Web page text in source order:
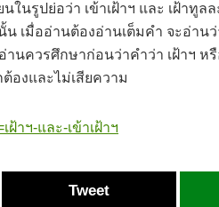
ในรูปย่อว่า เข้าเฝ้าฯ และ เฝ้าทูล
เมื่ออ่านต้องอ่านเต็มคำ จะอ่านว่
ควรศึกษาก่อนว่าคำว่า เฝ้าฯ หรื
องและไม่เสียความ
ฝ้าฯ-และ-เข้าเฝ้าฯ
Tweet